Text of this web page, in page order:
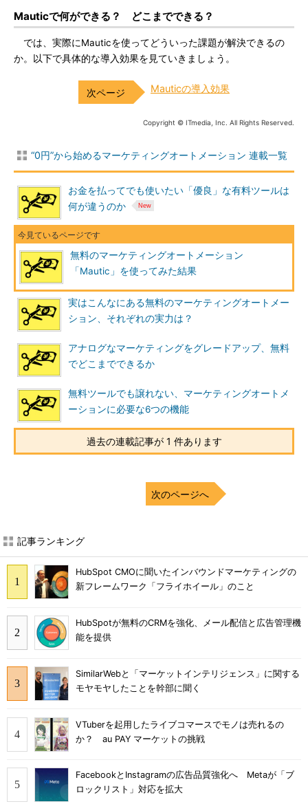
Mauticで何ができる？ どこまでできる？
では、実際にMauticを使ってどういった課題が解決できるの
か。以下で具体的な導入効果を見ていきましょう。
Mauticの導入効果
Copyright © ITmedia, Inc. All Rights Reserved.
“0円”から始めるマーケティングオートメーション 連載一覧
お金を払ってでも使いたい「優良」な有料ツールは
何が違うのか
無料のマーケティングオートメーション
「Mautic」を使ってみた結果
実はこんなにある無料のマーケティングオートメー
ション、それぞれの実力は？
アナログなマーケティングをグレードアップ、無料
でどこまでできるか
無料ツールでも譲れない、マーケティングオートメ
ーションに必要な6つの機能
過去の連載記事が 1 件あります
次のページへ
記事ランキング
HubSpot CMOに聞いたインバウンドマーケティングの
新フレームワーク「フライホイール」のこと
HubSpotが無料のCRMを強化、メール配信と広告管理機
能を提供
SimilarWebと「マーケットインテリジェンス」に関する
モヤモヤしたことを幹部に聞く
VTuberを起用したライブコマースでモノは売れるの
か？ au PAY マーケットの挑戦
FacebookとInstagramの広告品質強化へ Metaが「ブ
ロックリスト」対応を拡大